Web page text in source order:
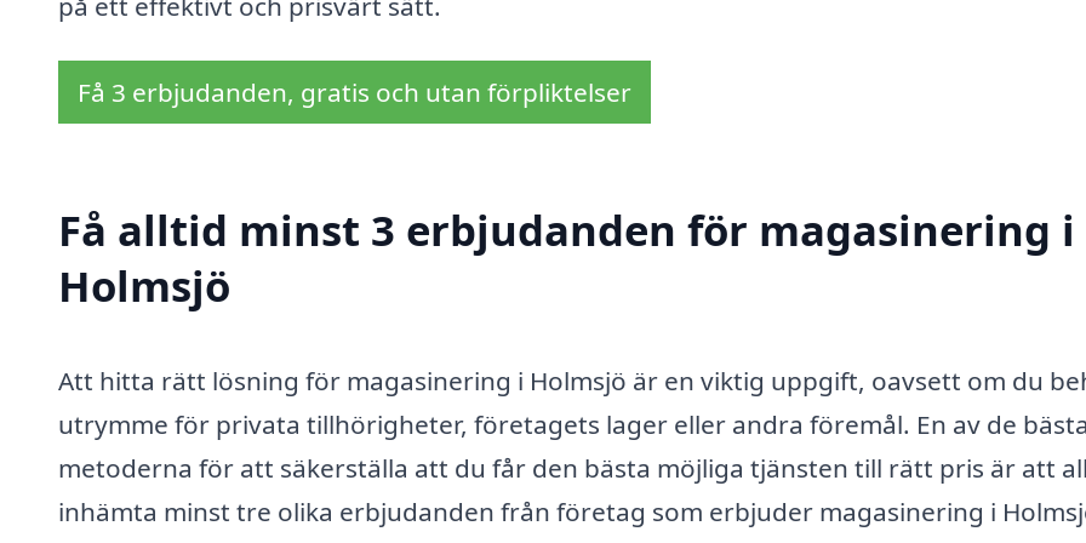
Få 3 erbjudanden, gratis och utan förpliktelser
Få alltid minst 3 erbjudanden för magasinering i
Holmsjö
Att hitta rätt lösning för magasinering i Holmsjö är en viktig uppgift, oavsett om du
utrymme för privata tillhörigheter, företagets lager eller andra föremål. En av de bästa
metoderna för att säkerställa att du får den bästa möjliga tjänsten till rätt pris är att
in­hämta minst tre olika erbjudanden från företag som erbjuder magasinering i